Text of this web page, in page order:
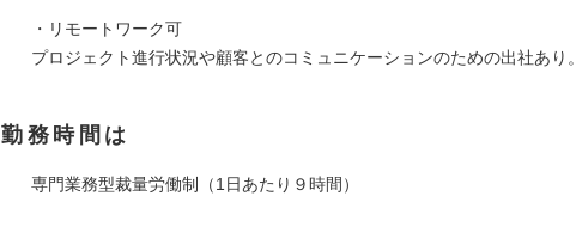
・リモートワーク可
プロジェクト進行状況や顧客とのコミュニケーションのための出社あり。
勤務時間は
専門業務型裁量労働制（1日あたり９時間）